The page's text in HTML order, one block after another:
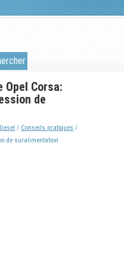
Opel Corsa:
de
/ Conseils pratiques /
de suralimentation